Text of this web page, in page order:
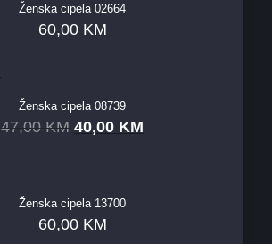
Ženska cipela 02664
60,00 KM
Ženska cipela 08739
47,00 KM 40,00 KM
Ženska cipela 13700
60,00 KM